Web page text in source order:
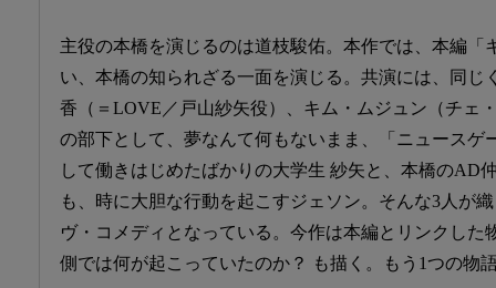
主役の本橋を演じるのは道枝駿佑。本作では、本編「
い、本橋の知られざる一面を演じる。共演には、同じ
香（＝LOVE／戸山紗矢役）、キム・ムジュン（チェ
の部下として、夢なんて何もないまま、「ニュースゲ
して働きはじめたばかりの大学生 紗矢と、本橋のAD
も、時に大胆な行動を起こすジェソン。そんな3人が
ヴ・コメディとなっている。今作は本編とリンクした
側では何が起こっていたのか？ も描く。もう1つの物